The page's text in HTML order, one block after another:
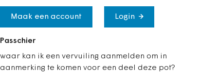
Maak een account Login
Passchier
waar kan ik een vervuiling aanmelden om in
aanmerking te komen voor een deel deze pot?